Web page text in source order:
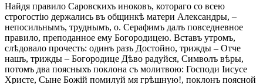
Найдя правило Саровскихъ иноковъ, котораго со всею
строгостію держались въ общинкѣ матери Александры, –
непосильнымъ, труднымъ, о. Серафимъ далъ повседневное
правило, преподанное ему Богородицею. Вставъ утромъ,
слѣдовало прочесть: одинъ разъ Достойно, трижды – Отче
нашъ, трижды – Богородице Дѣво радуйся, Символъ вѣры,
потомъ два поясныхъ поклона съ молитвою: Господи Іисусе
Христе, Сыне Божій помилуй мя грѣшную!, поклонъ поясной